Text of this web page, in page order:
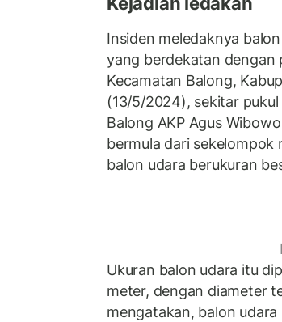
Insiden meledaknya
yang berdekatan dengan
Kecamatan Balong,
(13/5/2024), sekitar pukul
Balong AKP Agus
bermula dari sekelompok
balon udara berukuran
Ukuran balon udara itu
meter, dengan diameter
mengatakan, balon